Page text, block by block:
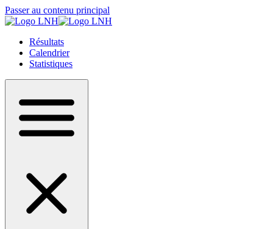
Passer au contenu principal
Résultats
Calendrier
Statistiques